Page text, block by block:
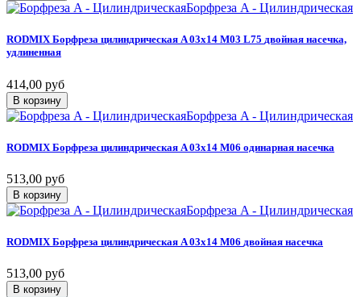
Борфреза A - Цилиндрическая
RODMIX Борфреза цилиндрическая A 03х14 M03 L75 двойная насечка,
удлиненная
414,00 руб
В корзину
Борфреза A - Цилиндрическая
RODMIX Борфреза цилиндрическая A 03х14 M06 одинарная насечка
513,00 руб
В корзину
Борфреза A - Цилиндрическая
RODMIX Борфреза цилиндрическая A 03х14 M06 двойная насечка
513,00 руб
В корзину